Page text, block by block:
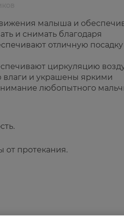
малыша и
и снимать благодаря
отличную
циркуляцию
влаги и украшены яркими
любопытного
от протекания.